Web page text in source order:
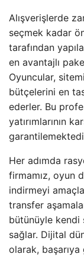
Alışverişlerde
seçmek kadar
tarafından
en avantajlı
Oyuncular,
bütçelerini en
ederler. Bu
yatırımlarının
Her adımda
firmamız, oyun
indirmeyi
transfer
bütünüyle kendi
sağlar. Dijital
olarak, başarıya